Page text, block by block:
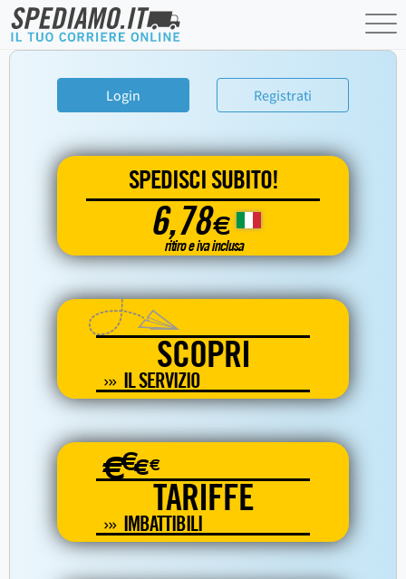
Login Registrati
SPEDISCI SUBITO!
6,78€
ritiro e iva inclusa
SCOPRI
IL SERVIZIO
€€€€
TARIFFE
IMBATTIBILI